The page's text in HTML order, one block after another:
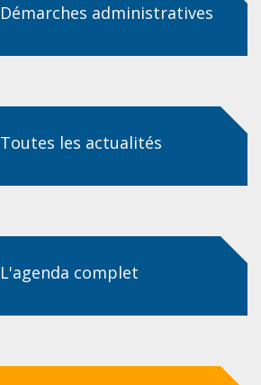
Démarches administratives
Toutes les actualités
L'agenda complet